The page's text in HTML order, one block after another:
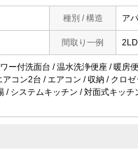
種別 / 構造 ア
間取り一例
付洗面台 / 温水洗浄便座 / 暖房
コン2台 / エアコン / 収納 / クロ
システムキッチン / 対面式キッチ